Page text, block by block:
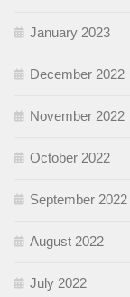
January 2023
December 2022
November 2022
October 2022
September 2022
August 2022
July 2022